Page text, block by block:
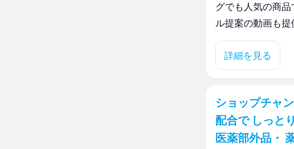
グでも人気の商
ル提案の動画も提
詳細を見る
ショップチャ
配合で しっと
医薬部外品・